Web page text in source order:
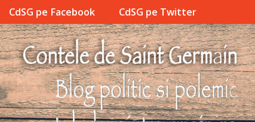
CdSG pe Facebook CdSG pe Twitter